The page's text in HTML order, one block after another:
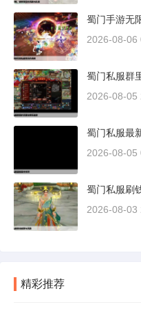
蜀门手游无
2026-08-06
蜀门私服群
2026-08-05
蜀门私服最
2026-08-05
蜀门私服刷
2026-08-03
精彩推荐